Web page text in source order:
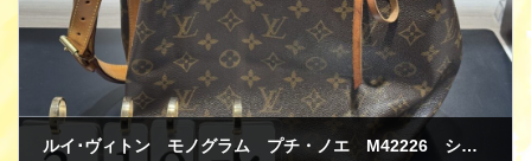
ルイ･ヴィトン モノグラム プチ・ノエ M42226 ショルダーバッグ 買取